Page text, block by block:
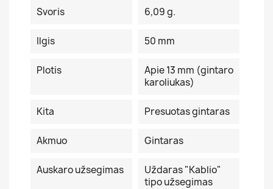
Svoris 6,09 g.
Ilgis 50 mm
Plotis
Apie 13 mm (gintaro
karoliukas)
Kita Presuotas gintaras
Akmuo Gintaras
Auskaro užsegimas
Uždaras "Kablio"
tipo užsegimas